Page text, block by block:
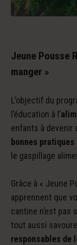
Jeune Pousse
manger »
L’objectif du
l’éducation à l’
enfants à devenir
bonnes
le gaspillage
Grâce à « Jeune
apprennent que
cantine n’est pas
tout aussi
responsables de